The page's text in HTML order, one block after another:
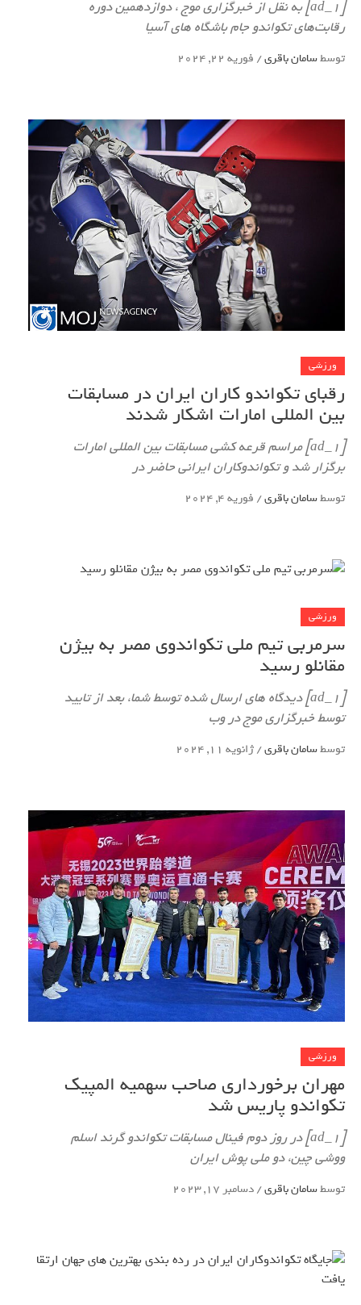
[ad_1] به نقل از خبرگزاری موج ، دوازدهمین دوره
رقابت‌های تکواندو جام باشگاه های آسیا
توسطسامان باقری/ فوریه 22, 2024
ورزشی
رقبای تکواندو کاران ایران در مسابقات
بین المللی امارات اشکار شدند
[ad_1] مراسم قرعه کشی مسابقات بین المللی امارات
برگزار شد و تکواندوکاران ایرانی حاضر در
توسطسامان باقری/ فوریه 4, 2024
ورزشی
سرمربی تیم ملی تکواندوی مصر به بیژن
مقانلو رسید
[ad_1] دیدگاه های ارسال شده توسط شما، بعد از تایید
توسط خبرگزاری موج در وب
توسطسامان باقری/ژانویه 11, 2024
ورزشی
مهران برخورداری صاحب سهمیه المپیک
تکواندو پاریس شد
[ad_1] در روز دوم فینال مسابقات تکواندو گرند اسلم
ووشی چین، دو ملی پوش ایران
توسطسامان باقری/دسامبر 17, 2023